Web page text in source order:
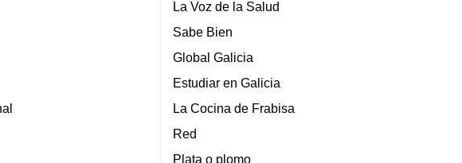
La Voz de la Salud
Sabe Bien
Global Galicia
Estudiar en Galicia
La Cocina de Frabisa
Red
Plata o plomo